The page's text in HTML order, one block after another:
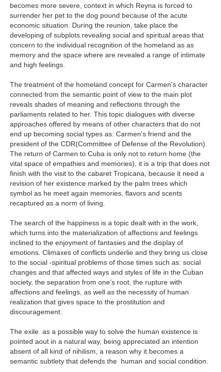
becomes more severe, context in which Reyna is forced to
surrender her pet to the dog pound because of the acute
economic situation. During the reunion, take place the
developing of subplots revealing social and spiritual areas that
concern to the individual recognition of the homeland as as
memory and the space where are revealed a range of intimate
and high feelings.
The treatment of the homeland concept for Carmen's character
connected from the semantic point of view to the main plot
reveals shades of meaning and reflections through the
parliaments related to her. This topic dialogues with diverse
approaches offered by means of other characters that do not
end up becoming social types as: Carmen's friend and the
president of the CDR(Committee of Defense of the Revolution).
The return of Carmen to Cuba is only not to return home (the
vital space of empathies and memories), it is a trip that does not
finish with the visit to the cabaret Tropicana, because it need a
revision of her existence marked by the palm trees which
symbol as he meet again memories, flavors and scents
recaptured as a norm of living.
The search of the happiness is a topic dealt with in the work,
which turns into the materialization of affections and feelings
inclined to the enjoyment of fantasies and the display of
emotions. Climaxes of conflicts underlie and they bring us close
to the social -spiritual problems of those times such as: social
changes and that affected ways and styles of life in the Cuban
society, the separation from one’s root, the rupture with
affections and feelings, as well as the necessity of human
realization that gives space to the prostitution and
discouragement.
The exile as a possible way to solve the human existence is
pointed aout in a natural way, being appreciated an intention
absent of all kind of nihilism, a reason why it becomes a
semantic subtlety that defends the human and social condition.